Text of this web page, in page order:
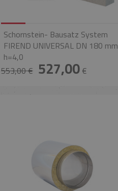
Schornstein- Bausatz System
FIREND UNIVERSAL DN 180 mm
h=4,0
553,00 € 527,00€